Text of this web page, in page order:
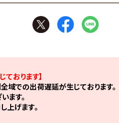
おります】
域での出荷遅延が生じております。
ます。
上げます。